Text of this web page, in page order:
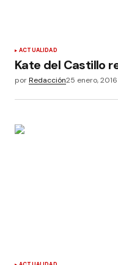
ACTUALIDAD
Kate del Castillo
porRedacción25 enero, 2016